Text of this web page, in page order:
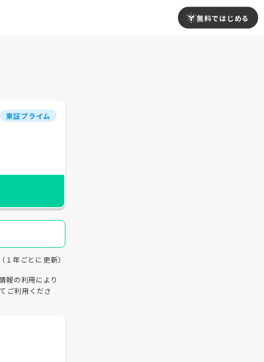
無料ではじめる
東証プライム
年ごとに更新）
報の利用により
ご利用くださ